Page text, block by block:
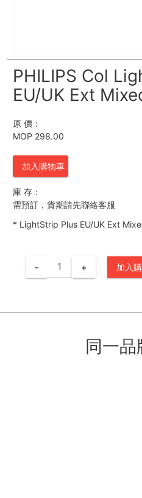
PHILIPS Col
EU/UK Ext
原 價：
MOP 298.00
加入購物車
庫 存：
需預訂，貨期請先聯絡客服
* LightStrip Plus EU/UK Ext
- + 加入
同一品